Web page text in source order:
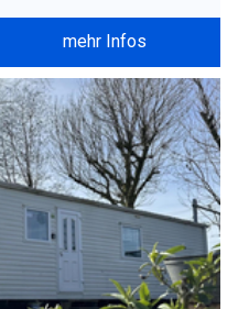
mehr Infos